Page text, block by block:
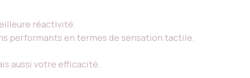
réactivité.
performants en termes de sensation tactile.
aussi votre efficacité.